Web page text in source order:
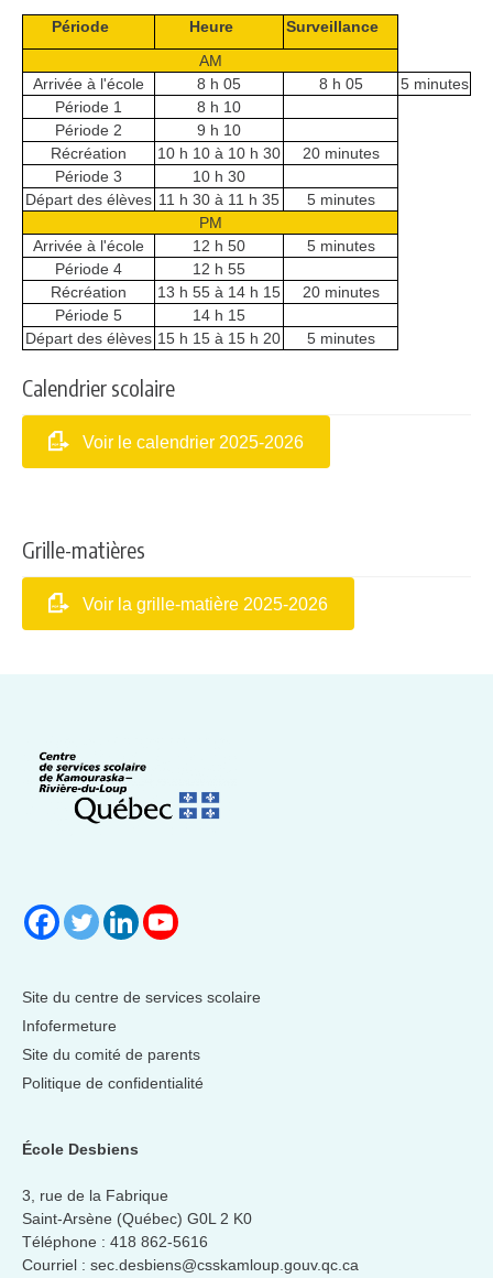
Période Heure
Surveillance
AM
Arrivée à l'école
8 h 05 8 h 05
5 minutes
Période 1
8 h 10
Période 2
9 h 10
Récréation
10 h 10 à 10 h 30
20 minutes
Période 3
10 h 30
Départ des élèves 11 h 30 à 11 h 35
5 minutes
PM
Arrivée à l'école
12 h 50
5 minutes
Période 4
12 h 55
Récréation
13 h 55 à 14 h 15
20 minutes
Période 5
14 h 15
Départ des élèves 15 h 15 à 15 h 20 5 minutes
Calendrier scolaire
Voir le calendrier 2025-2026
Grille-matières
Voir la grille-matière 2025-2026
Site du centre de services scolaire
Infofermeture
Site du comité de parents
Politique de confidentialité
École Desbiens
3, rue de la Fabrique
Saint-Arsène (Québec) G0L 2 K0
Téléphone : 418 862-5616
Courriel : sec.desbiens@csskamloup.gouv.qc.ca